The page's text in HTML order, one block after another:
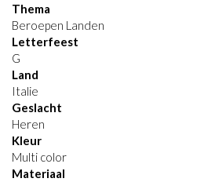
Thema
Beroepen Landen
Letterfeest
G
Land
Italie
Geslacht
Heren
Kleur
Multi color
Materiaal